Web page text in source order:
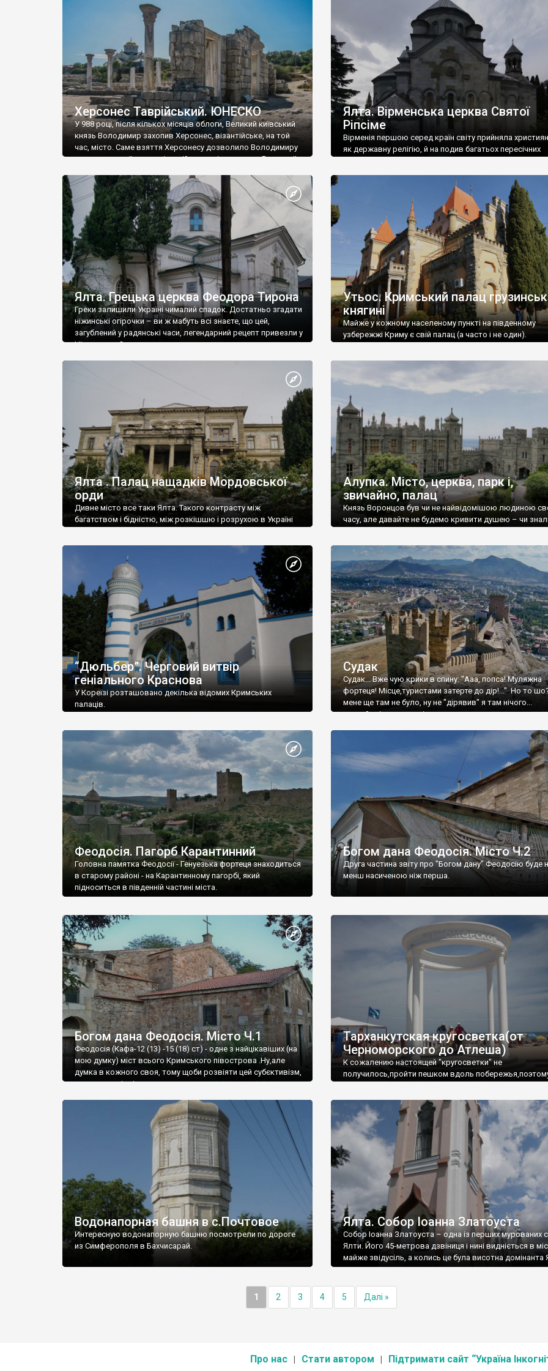
візантійської доби. Раритети викрадені з фондів об’єкту
культурної спадщини ЮНЕСКО «Херсонеса Таврійського».
Офіційно – на виставку «Золото Візантії», але експерти та
влада в Україні вважають це лише […]
називаються «повстяками» (postaki)…” “Вино. Крим
виробляє відмінне вино і його вдосталь: воно все
легке біле і дуже […]
Херсонес Таврійський. ЮНЕСКО
У 988 році, після кількох місяців облоги, Великий київський
князь Володимир захопив Херсонес, візантійське, на той
час, місто. Саме взяття Херсонесу дозволило Володимиру
диктувати свої умови візантійському імператору Василю ІІ,
Херсонесі Володимир-язичник, став Василем-
християнином. А потім було Хрещення Русі. На честь
Херсонесу Таврійського названо місто […]
Ялта. Вірменська церква Святої
Ріпсіме
Вірменія першою серед країн світу прийняла
як державну релігію, й на подив багатьох пересічних
Ялта. Грецька церква Феодора Тирона
Греки залишили Україні чималий спадок. Достатньо згадати
ніжинські огірочки – ви ж мабуть всі знаєте, що цей,
загублений у радянські часи, легендарний рецепт привезли у
Ніжин греки?
Утьос. Кримський палац
княгині
Майже у кожному населеному пункті на південному
узбережжі Криму є свій палац (а часто і не один).
Ялта . Палац нащадків Мордовської
орди
Дивне місто все таки Ялта. Такого контрасту між
багатством і бідністю, між розкішшю і розрухою в Україні
Алупка. Місто, церква, парк і,
звичайно, палац
Князь Воронцов був чи не найвідомішою людиною
часу, але давайте не будемо кривити душею – чи
“Дюльбер”. Черговий витвір
геніального Краснова
У Кореїзі розташовано декілька відомих Кримських
палаців.
Судак
Судак... Вже чую крики в спину: "Ааа, попса! Муляжна
фортеця! Місце,туристами затерте до дір!..." Но то
мене ще там не було, ну не "дірявив" я там нічого...
принаймні до цього літа.
Феодосія. Пагорб Карантинний
Головна памятка Феодосії - Генуезька фортеця знаходиться
в старому районі - на Карантинному пагорбі, який
підноситься в південній частині міста.
Богом дана Феодосія. Місто Ч.2
Друга частина звіту про "Богом дану" Феодосію буде
менш насиченою ніж перша.
Богом дана Феодосія. Місто Ч.1
Феодосія (Кафа-12 (13) -15 (18) ст) - одне з найцікавіших (на
мою думку) міст всього Кримського півострова .Ну,але
думка в кожного своя, тому щоби розвіяти цей субєктивізм,
запрошую відвідати це
Тарханкутская кругосветка(от
Черноморского до Атлеша)
К сожалению настоящей "кругосветки" не
получилось,пройти пешком вдоль
Водонапорная башня в с.Почтовое
Интересную водонапорную башню посмотрели по дороге
из Симферополя в Бахчисарай.
Ялта. Собор Іоанна Златоуста
Собор Іоанна Златоуста – одна із перших мурованих
Ялти. Його 45-метрова дзвіниця і нині видніється в
майже звідусіль, а колись це була висотна домінанта
1 2 3 4 5 Далі »
Про нас Стати автором Підтримати сайт “Україна